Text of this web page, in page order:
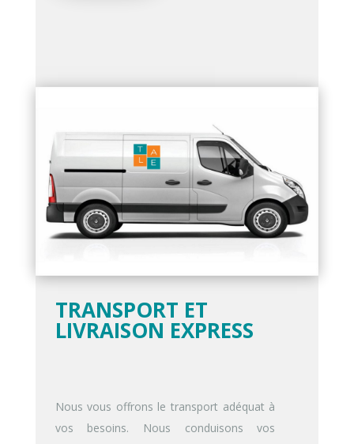
TRANSPORT ET
LIVRAISON EXPRESS
Nous vous offrons le transport adéquat à
vos besoins. Nous conduisons vos